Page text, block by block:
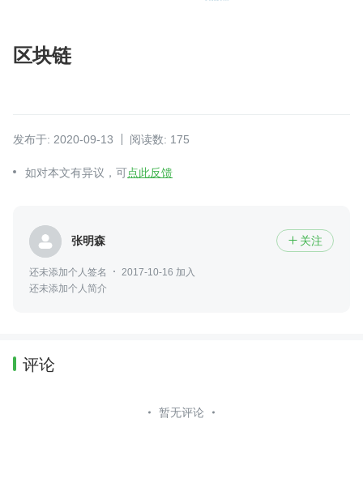
区块链
发布于: 2020-09-13 阅读数: 175
如对本文有异议，可点此反馈
张明森  关注
还未添加个人签名
2017-10-16 加入
还未添加个人简介
评论
暂无评论